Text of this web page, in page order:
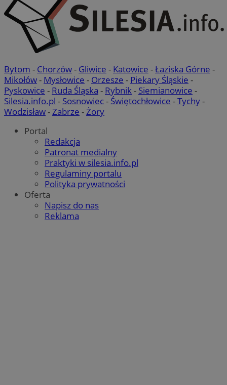
Bytom - Chorzów- Gliwice - Katowice -Łaziska Górne -
Mikołów- Mysłowice - Orzesze - Piekary Śląskie -
Pyskowice - Ruda Śląska - Rybnik- Siemianowice -
Silesia.info.pl - Sosnowiec- Świętochłowice -Tychy-
Wodzisław-Zabrze -Żory
Portal
Redakcja
Patronat medialny
Praktyki w silesia.info.pl
Regulaminy portalu
Polityka prywatności
Oferta
Napisz do nas
Reklama